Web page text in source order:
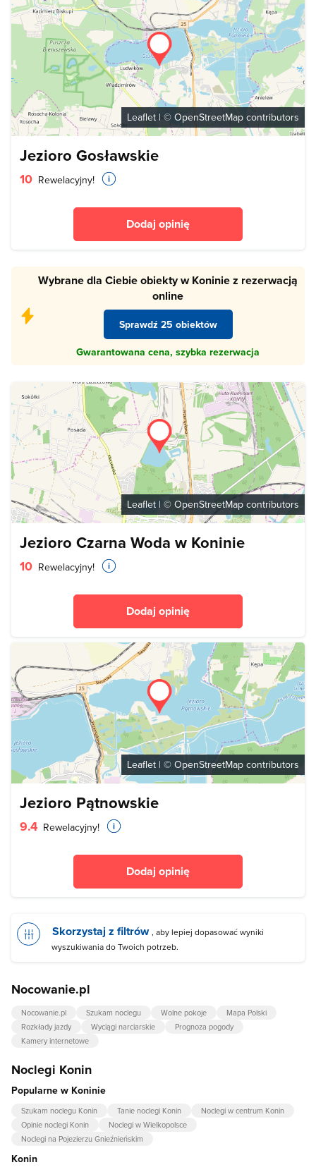
Leaflet | © OpenStreetMap contributors
Jezioro Gosławskie
10 Rewelacyjny!
Dodaj opinię
Wybrane dla Ciebie obiekty w Koninie z rezerwacją
online
Sprawdź 25 obiektów
Gwarantowana cena, szybka rezerwacja
Leaflet | © OpenStreetMap contributors
Jezioro Czarna Woda w Koninie
10 Rewelacyjny!
Dodaj opinię
Leaflet | © OpenStreetMap contributors
Jezioro Pątnowskie
9.4 Rewelacyjny!
Dodaj opinię
Skorzystaj z filtrów , aby lepiej dopasować wyniki
wyszukiwania do Twoich potrzeb.
Nocowanie.pl
Nocowanie.pl Szukam noclegu Wolne pokoje
Mapa Polski
Rozkłady jazdy
Wyciągi narciarskie
Prognoza pogody
Kamery internetowe
Noclegi Konin
Popularne w Koninie
Szukam noclegu Konin Tanie noclegi Konin
Noclegi w centrum Konin
Opinie noclegi Konin
Noclegi w Wielkopolsce
Noclegi na Pojezierzu Gnieźnieńskim
Konin